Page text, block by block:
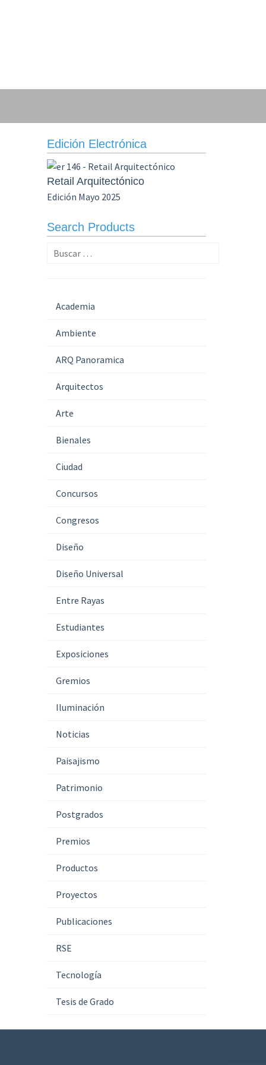
Edición Electrónica
Retail Arquitectónico
Edición Mayo 2025
Search Products
Buscar:
Academia
Ambiente
ARQ Panoramica
Arquitectos
Arte
Bienales
Ciudad
Concursos
Congresos
Diseño
Diseño Universal
Entre Rayas
Estudiantes
Exposiciones
Gremios
Iluminación
Noticias
Paisajismo
Patrimonio
Postgrados
Premios
Productos
Proyectos
Publicaciones
RSE
Tecnología
Tesis de Grado